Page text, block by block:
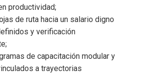
productividad;
de ruta hacia un salario digno
y verificación
de capacitación modular y
a trayectorias